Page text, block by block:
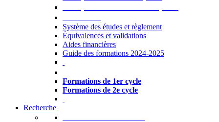
Système des études et règlement
Équivalences et validations
Aides financières
Guide des formations 2024-2025
Formations de 1er cycle
Formations de 2e cycle
Recherche